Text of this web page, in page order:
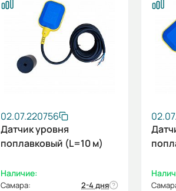
02.07.220756
Датчик уровня
поплавковый (L=10 м)
Наличие:
Самара:
2-4 дня